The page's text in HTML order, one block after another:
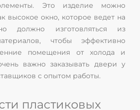
Это изделие можно
высокое окно, которое ведет на
должно изготовляться из
чтобы эффективно
помещения от холода и
важно заказывать двери у
с опытом работы.
пластиковых